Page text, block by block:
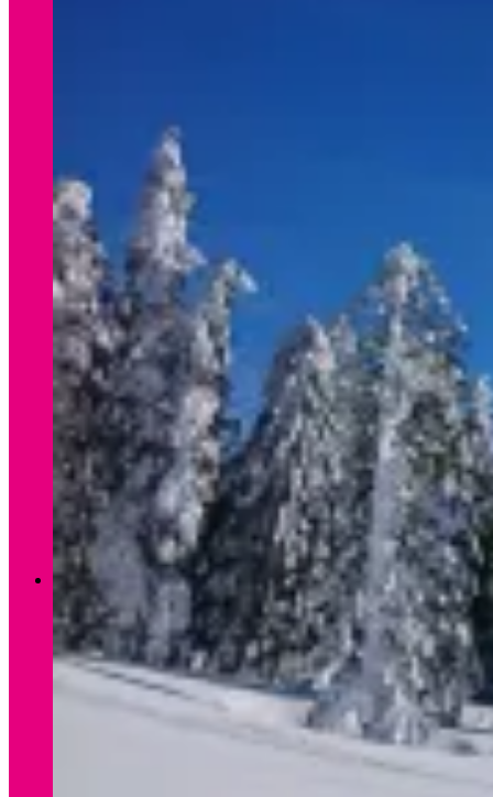
Verleih Winter
WINTER